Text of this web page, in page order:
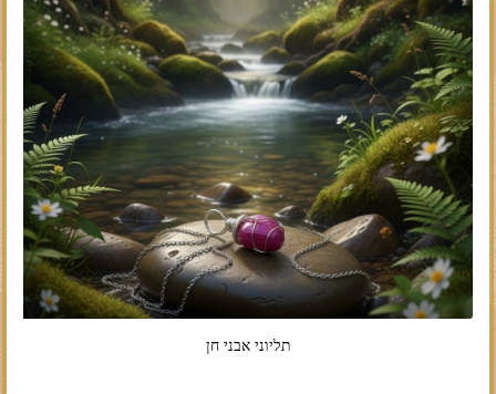
תליוני אבני חן